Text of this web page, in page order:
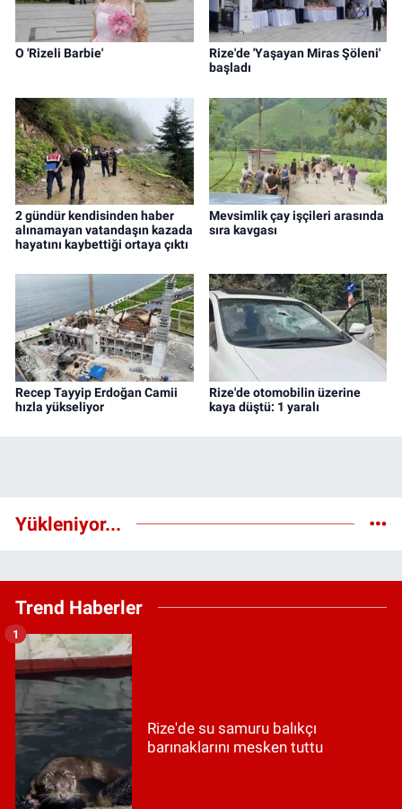
O 'Rizeli Barbie'
Rize'de 'Yaşayan Miras Şöleni'
başladı
2 gündür kendisinden haber
alınamayan vatandaşın kazada
hayatını kaybettiği ortaya çıktı
Mevsimlik çay işçileri arasında
sıra kavgası
Recep Tayyip Erdoğan Camii
hızla yükseliyor
Rize'de otomobilin üzerine
kaya düştü: 1 yaralı
Yükleniyor...
Trend Haberler
Rize'de su samuru balıkçı
barınaklarını mesken tuttu
1